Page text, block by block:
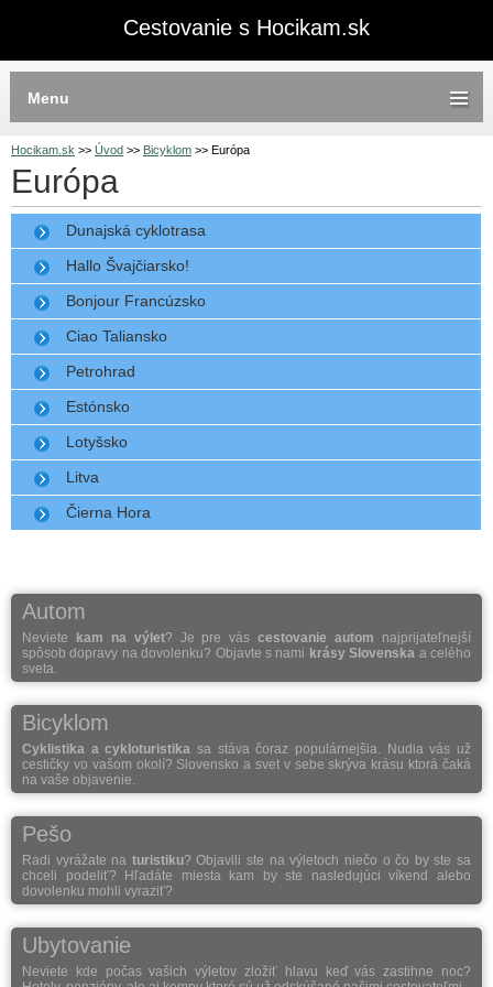
Cestovanie s Hocikam.sk
Hocikam.sk >> Úvod >> Bicyklom >> Európa
Európa
Dunajská cyklotrasa
Hallo Švajčiarsko!
Bonjour Francúzsko
Ciao Taliansko
Petrohrad
Estónsko
Lotyšsko
Litva
Čierna Hora
Menu
Autom
Neviete kam na výlet? Je pre váscestovanie autom najprijateľnejší
spôsob dopravy na dovolenku? Objavte s nami krásy Slovenska a celého
sveta.
Bicyklom
Cyklistika a cykloturistika sa stáva čoraz populárnejšia. Nudia vás už
cestičky vo vašom okolí? Slovensko a svet v sebe skrýva krásu ktorá čaká
na vaše objavenie.
Pešo
Radi vyrážate na turistiku? Objavili ste na výletoch niečo o čo by ste sa
chceli podeliť? Hľadáte miesta kam by ste nasledujúci víkend alebo
dovolenku mohli vyraziť?
Ubytovanie
Neviete kde počas vašich výletov zložiť hlavu keď vás zastihne noc?